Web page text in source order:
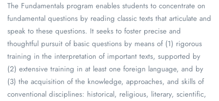
The Fundamentals program enables students to concentrate on
fundamental questions by reading classic texts that articulate and
speak to these questions. It seeks to foster precise and
thoughtful pursuit of basic questions by means of (1) rigorous
training in the interpretation of important texts, supported by
(2) extensive training in at least one foreign language, and by
(3) the acquisition of the knowledge, approaches, and skills of
conventional disciplines: historical, religious, literary, scientific,